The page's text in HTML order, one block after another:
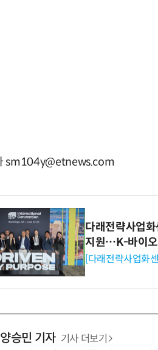
sm104y@etnews.com
다래전략사업
지원…K-바이오
[다래전략사업화
양승민 기자 기사 더보기